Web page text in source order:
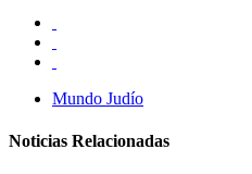
Mundo Judío
Noticias Relacionadas